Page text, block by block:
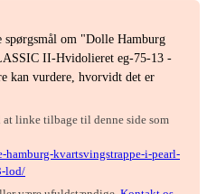
spørgsmål om "Dolle Hamburg
II-Hvidolieret eg-75-13 -
kan vurdere, hvorvidt det er
at linke tilbage til denne side som
kvartsvingstrappe-i-pearl-
lod/